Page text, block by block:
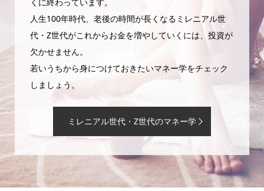
人生100年時代、老後の時間が長くなるミレニアル世
代・Z世代がこれからお金を増やしていくには、投資が
欠かせません。
若いうちから身につけておきたいマネー学をチェック
しましょう。
ミレニアル世代・Z世代のマネー学